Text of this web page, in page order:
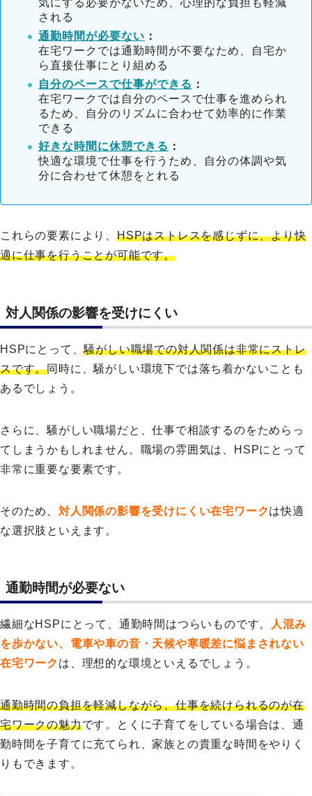
気にする必要がないため、心理的な負担も軽減
される
通勤時間が必要ない ：
在宅ワークでは通勤時間が不要なため、自宅か
ら直接仕事にとり組める
自分のペースで仕事ができる ：
在宅ワークでは自分のペースで仕事を進められ
るため、自分のリズムに合わせて効率的に作業
できる
好きな時間に休憩できる ：
快適な環境で仕事を行うため、自分の体調や気
分に合わせて休憩をとれる
これらの要素により、 HSPはストレスを感じずに、より快
適に仕事を行うことが可能です。
対人関係の影響を受けにくい
HSPにとって、騒がしい職場での対人関係は非常にストレ
スです。同時に、騒がしい環境下では落ち着かないことも
あるでしょう。
さらに、騒がしい職場だと、仕事で相談するのをためらっ
てしまうかもしれません。職場の雰囲気は、HSPにとって
非常に重要な要素です。
そのため、 対人関係の影響を受けにくい在宅ワークは快適
な選択肢といえます。
通勤時間が必要ない
繊細なHSPにとって、通勤時間はつらいものです。
人混み
を歩かない、電車や車の音・天候や寒暖差に悩まされない
在宅ワーク は、理想的な環境といえるでしょう。
通勤時間の負担を軽減しながら、仕事を続けられるのが在
宅ワークの魅力です。とくに子育てをしている場合は、通
勤時間を子育てに充てられ、家族との貴重な時間をやりく
りもできます。